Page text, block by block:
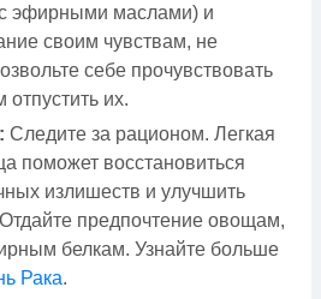
эфирными маслами) и
своим чувствам, не
себе прочувствовать
их.
Следите за рационом. Легкая
поможет восстановиться
излишеств и улучшить
предпочтение овощам,
белкам. Узнайте больше
Рака.